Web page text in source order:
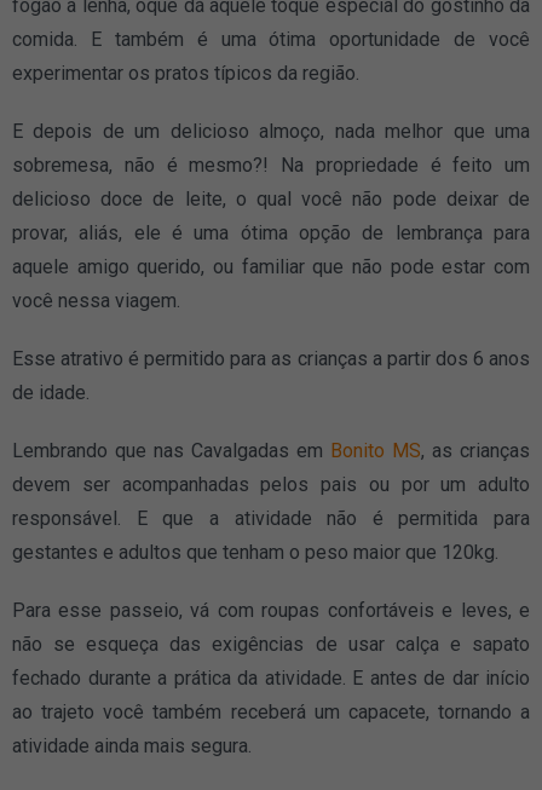
fogão a lenha, oque dá aquele toque especial do gostinho da
comida. E também é uma ótima oportunidade de você
experimentar os pratos típicos da região.
E depois de um delicioso almoço, nada melhor que uma
sobremesa, não é mesmo?! Na propriedade é feito um
delicioso doce de leite, o qual você não pode deixar de
provar, aliás, ele é uma ótima opção de lembrança para
aquele amigo querido, ou familiar que não pode estar com
você nessa viagem.
Esse atrativo é permitido para as crianças a partir dos 6 anos
de idade.
Lembrando que nas Cavalgadas em Bonito MS, as crianças
devem ser acompanhadas pelos pais ou por um adulto
responsável. E que a atividade não é permitida para
gestantes e adultos que tenham o peso maior que 120kg.
Para esse passeio, vá com roupas confortáveis e leves, e
não se esqueça das exigências de usar calça e sapato
fechado durante a prática da atividade. E antes de dar início
ao trajeto você também receberá um capacete, tornando a
atividade ainda mais segura.